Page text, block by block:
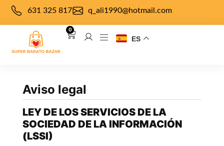
631 325 817 q_ali1990@hotmail.com
0
ES
Aviso legal
LEY DE LOS SERVICIOS DE LA
SOCIEDAD DE LA INFORMACIÓN
(LSSI)